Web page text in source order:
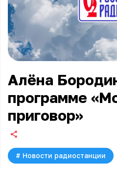
Алёна
программе
приговор»
# Новости радиостанции